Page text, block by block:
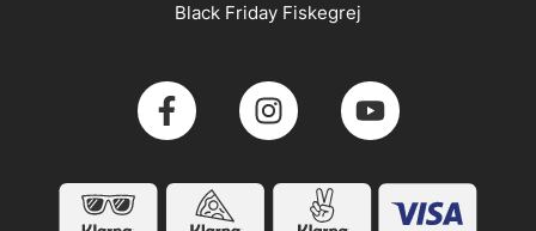
Black Friday Fiskegrej